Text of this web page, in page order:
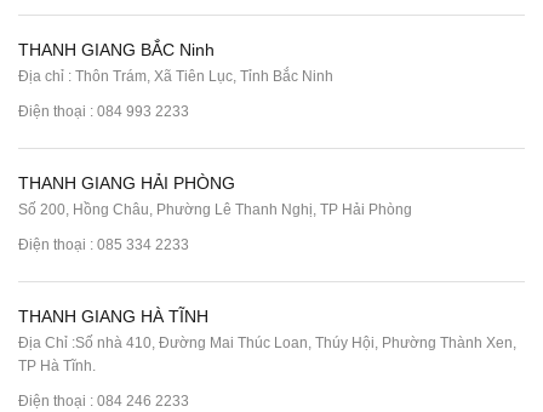
THANH GIANG BẮC Ninh
Địa chỉ : Thôn Trám, Xã Tiên Lục, Tỉnh Bắc Ninh
Điện thoại : 084 993 2233
THANH GIANG HẢI PHÒNG
Số 200, Hồng Châu, Phường Lê Thanh Nghị, TP Hải Phòng
Điện thoại : 085 334 2233
THANH GIANG HÀ TĨNH
Địa Chỉ :Số nhà 410, Đường Mai Thúc Loan, Thúy Hội, Phường Thành Xen,
TP Hà Tĩnh.
Điện thoại : 084 246 2233